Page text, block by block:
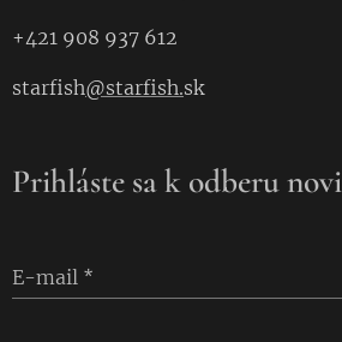
+421 908 937 612
starfish@starfish.sk
Prihláste sa k odberu
E-mail